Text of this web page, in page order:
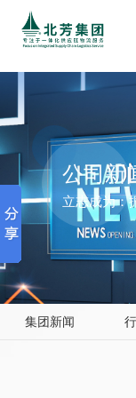
博彩网站推荐
公司新
立志成为：
集团新闻